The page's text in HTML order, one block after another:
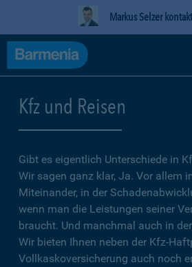
Markus Selzer
Kfz und Reisen
Gibt es eigentlich Unterschiede in
Wir sagen ganz klar, Ja. Vor allem
Miteinander, in der
wenn man die Leistungen seiner
braucht. Und manchmal auch in
Wir bieten Ihnen neben der Kfz-
Vollkaskoversicherung auch noch